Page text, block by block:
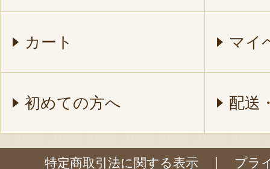
カート マイ
初めての方へ 配送
特定商取引法に関する表示 プラ